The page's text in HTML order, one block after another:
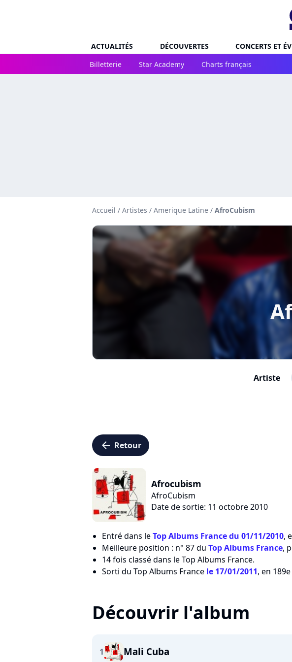
ACTUALITÉS DÉCOUVERTES CONCERTS ET
Billetterie
Star Academy Charts français
Accueil / Artistes / Amerique Latine / AfroCubism
Artiste
arrow_left Retour
Afrocubism
AfroCubism
Date de sortie: 11 octobre 2010
Entré dans leTop Albums France du 01/11/2010,
Meilleure position : n° 87 du Top Albums France,
14 fois classé dans le Top Albums France.
Sorti du Top Albums France le 17/01/2011, en
Découvrir l'album
1 Mali Cuba